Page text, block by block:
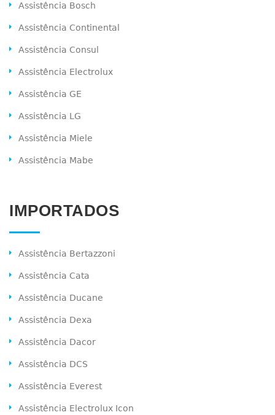
Assistência Bosch
Assistência Continental
Assistência Consul
Assistência Electrolux
Assistência GE
Assistência LG
Assistência Miele
Assistência Mabe
IMPORTADOS
Assistência Bertazzoni
Assistência Cata
Assistência Ducane
Assistência Dexa
Assistência Dacor
Assistência DCS
Assistência Everest
Assistência Electrolux Icon